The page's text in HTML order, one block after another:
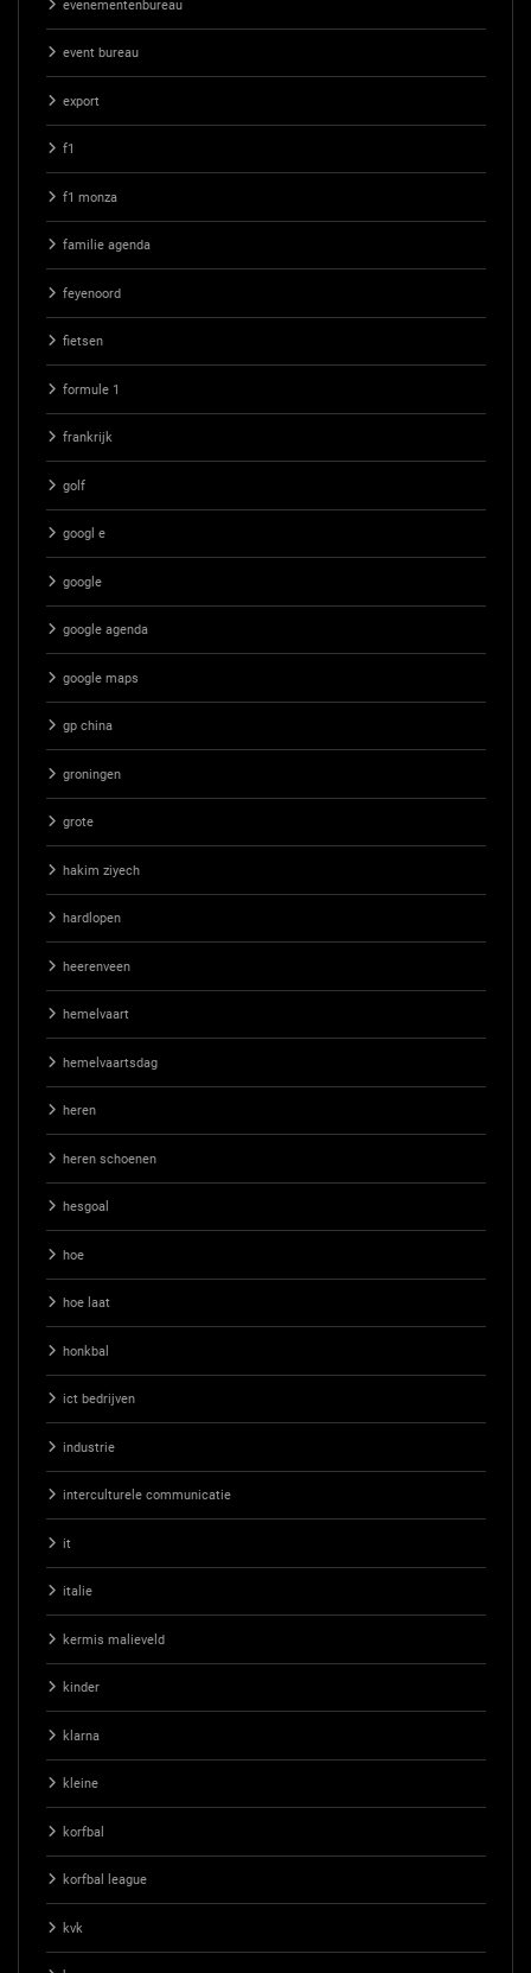
evenementenbureau
event bureau
export
f1
f1 monza
familie agenda
feyenoord
fietsen
formule 1
frankrijk
golf
googl e
google
google agenda
google maps
gp china
groningen
grote
hakim ziyech
hardlopen
heerenveen
hemelvaart
hemelvaartsdag
heren
heren schoenen
hesgoal
hoe
hoe laat
honkbal
ict bedrijven
industrie
interculturele communicatie
it
italie
kermis malieveld
kinder
klarna
kleine
korfbal
korfbal league
kvk